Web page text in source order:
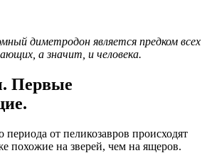
диметродон является предком всех
а значит, и человека.
Первые
от пеликозавров происходят
похожие на зверей, чем на ящеров.